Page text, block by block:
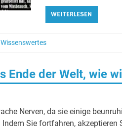
WEITERLESEN
Wissenswertes
Ende der Welt, wie
Nerven, da sie einige
Sie fortfahren, akzeptieren